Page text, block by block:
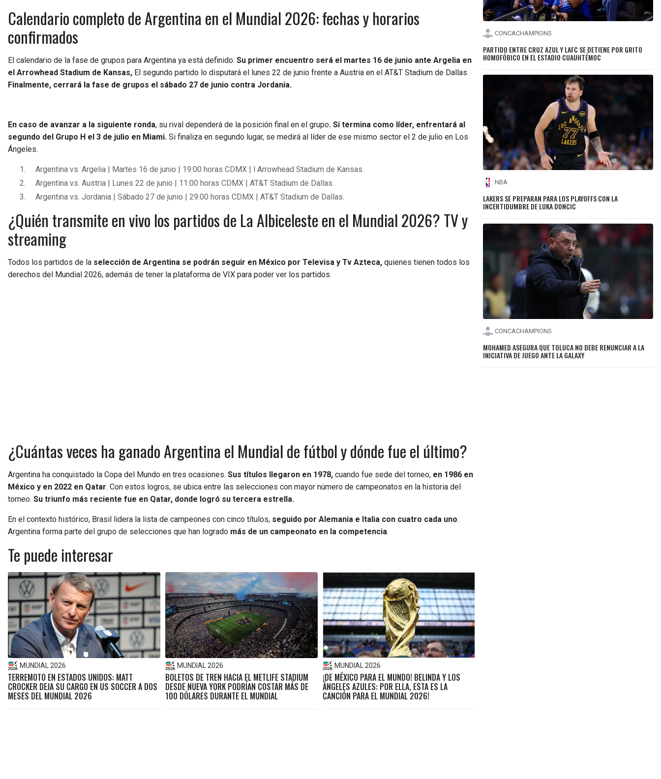
Calendario completo de Argentina en el Mundial 2026: fechas y horarios
confirmados
El calendario de la fase de grupos para Argentina ya está definido. Su primer encuentro será el martes 16 de junio ante Argelia en
el Arrowhead Stadium de Kansas, El segundo partido lo disputará el lunes 22 de junio frente a Austria en el AT&T Stadium de Dallas
Finalmente, cerrará la fase de grupos el sábado 27 de junio contra Jordania.
En caso de avanzar a la siguiente ronda, su rival dependerá de la posición final en el grupo. Si termina como líder, enfrentará al
segundo del Grupo H el 3 de julio en Miami. Si finaliza en segundo lugar, se medirá al líder de ese mismo sector el 2 de julio en Los
Ángeles.
Argentina vs. Argelia | Martes 16 de junio | 19:00 horas CDMX | l Arrowhead Stadium de Kansas.
Argentina vs. Austria | Lunes 22 de junio | 11:00 horas CDMX | AT&T Stadium de Dallas.
Argentina vs. Jordania | Sábado 27 de junio | 29:00 horas CDMX | AT&T Stadium de Dallas.
¿Quién transmite en vivo los partidos de La Albiceleste en el Mundial 2026? TV y
streaming
Todos los partidos de la selección de Argentina se podrán seguir en México por Televisa y Tv Azteca, quienes tienen todos los
derechos del Mundial 2026, además de tener la plataforma de VIX para poder ver los partidos.
¿Cuántas veces ha ganado Argentina el Mundial de fútbol y dónde fue el último?
Argentina ha conquistado la Copa del Mundo en tres ocasiones. Sus títulos llegaron en 1978, cuando fue sede del torneo, en 1986 en
México y en 2022 en Qatar. Con estos logros, se ubica entre las selecciones con mayor número de campeonatos en la historia del
torneo. Su triunfo más reciente fue en Qatar, donde logró su tercera estrella.
En el contexto histórico, Brasil lidera la lista de campeones con cinco títulos, seguido por Alemania e Italia con cuatro cada uno.
Argentina forma parte del grupo de selecciones que han logrado más de un campeonato en la competencia.
Te puede interesar
MUNDIAL 2026
TERREMOTO EN ESTADOS UNIDOS: MATT
CROCKER DEJA SU CARGO EN US SOCCER A DOS
MESES DEL MUNDIAL 2026
MUNDIAL 2026
BOLETOS DE TREN HACIA EL METLIFE STADIUM
DESDE NUEVA YORK PODRÍAN COSTAR MÁS DE
100 DÓLARES DURANTE EL MUNDIAL
MUNDIAL 2026
¡DE MÉXICO PARA EL MUNDO! BELINDA Y LOS
ÁNGELES AZULES: POR ELLA, ESTA ES LA
CANCIÓN PARA EL MUNDIAL 2026!
CONCACHAMPIONS
PARTIDO ENTRE CRUZ AZUL Y LAFC SE DETIENE POR GRITO
HOMOFÓBICO EN EL ESTADIO CUAUHTÉMOC
NBA
LAKERS SE PREPARAN PARA LOS PLAYOFFS CON LA
INCERTIDUMBRE DE LUKA DONCIC
CONCACHAMPIONS
MOHAMED ASEGURA QUE TOLUCA NO DEBE RENUNCIAR A LA
INICIATIVA DE JUEGO ANTE LA GALAXY